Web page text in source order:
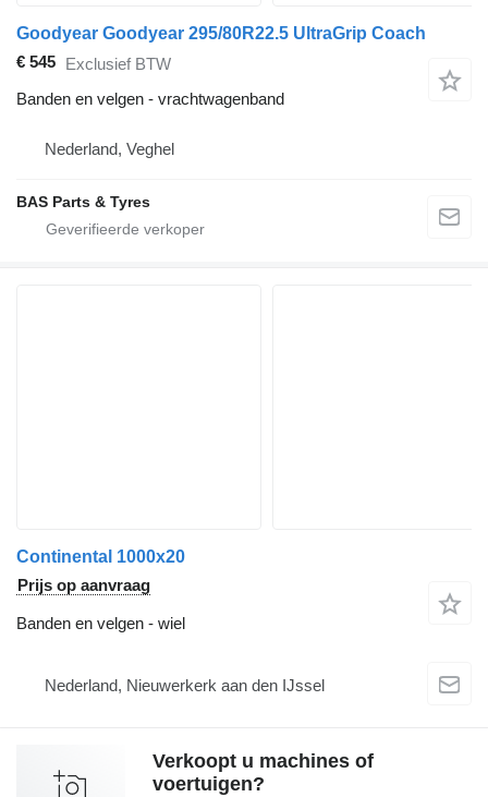
Goodyear Goodyear 295/80R22.5 UltraGrip Coach
€ 545 Exclusief BTW
Banden en velgen - vrachtwagenband
Nederland, Veghel
BAS Parts & Tyres
Continental 1000x20
Prijs op aanvraag
Banden en velgen - wiel
Nederland, Nieuwerkerk aan den IJssel
Verkoopt u machines of
voertuigen?